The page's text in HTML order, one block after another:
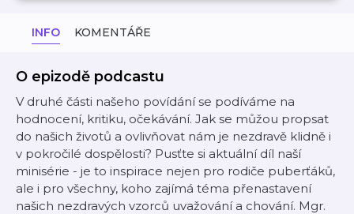
INFO KOMENTÁŘE
O epizodě podcastu
V druhé části našeho povídání se podíváme na
hodnocení, kritiku, očekávání. Jak se můžou propsat
do našich životů a ovlivňovat nám je nezdravě klidně i
v pokročilé dospělosti? Pusťte si aktuální díl naší
minisérie - je to inspirace nejen pro rodiče puberťáků,
ale i pro všechny, koho zajímá téma přenastavení
našich nezdravých vzorců uvažování a chování. Mgr.